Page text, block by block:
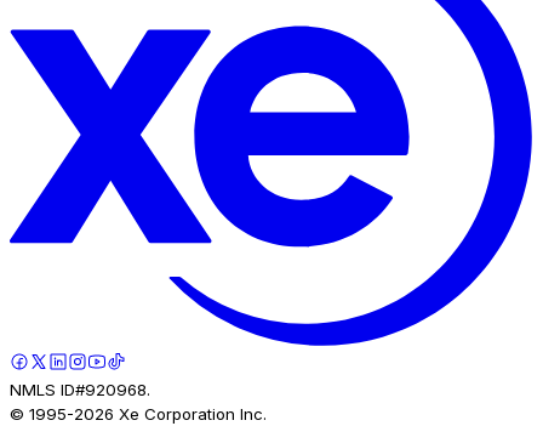
NMLS ID#920968.
© 1995-2026 Xe Corporation Inc.